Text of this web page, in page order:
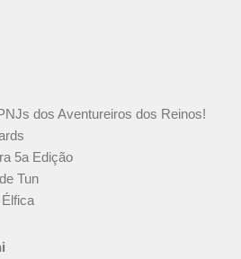
dos Aventureiros dos Reinos!
5a Edição
Tun